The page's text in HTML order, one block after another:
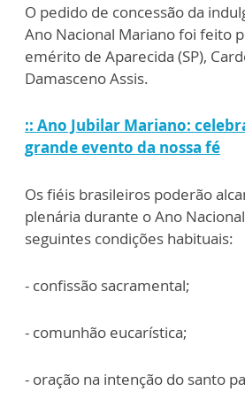
O pedido de concessão da
Ano Nacional Mariano foi feito
emérito de Aparecida (SP),
Damasceno Assis.
:: Ano Jubilar Mariano:
grande evento da nossa fé
Os fiéis brasileiros poderão
plenária durante o Ano
seguintes condições habituais:
- confissão sacramental;
- comunhão eucarística;
- oração na intenção do santo